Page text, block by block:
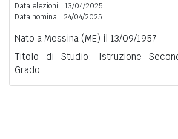
Data elezioni: 13/04/2025
Data nomina: 24/04/2025
Nato a Messina (ME) il 13/09/1957
Titolo di Studio: Istruzione
Grado